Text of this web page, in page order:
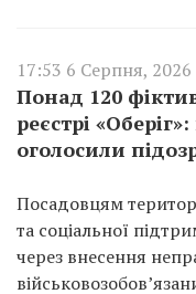
17:53 6 Серпня, 2026
Понад 120
реєстрі
оголосили
Посадовцям
та соціальної
через внесення